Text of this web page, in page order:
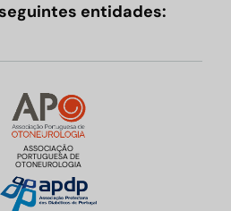
entidades:
ASSOCIAÇÃO
PORTUGUESA DE
OTONEUROLOGIA